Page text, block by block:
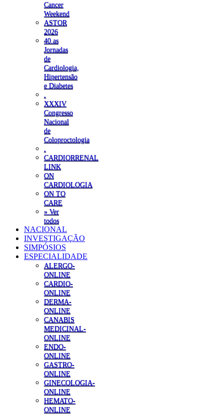
Cancer
Weekend
ASTOR
2026
40.as
Jornadas
de
Cardiologia,
Hipertensão
e Diabetes
XXXIV
Congresso
Nacional
de
Coloproctologia
CARDIORRENAL
LINK
ON
CARDIOLOGIA
ON TO
CARE
» Ver
todos
NACIONAL
INVESTIGAÇÃO
SIMPÓSIOS
ESPECIALIDADE
ALERGO-
ONLINE
CARDIO-
ONLINE
DERMA-
ONLINE
CANABIS
MEDICINAL-
ONLINE
ENDO-
ONLINE
GASTRO-
ONLINE
GINECOLOGIA-
ONLINE
HEMATO-
ONLINE